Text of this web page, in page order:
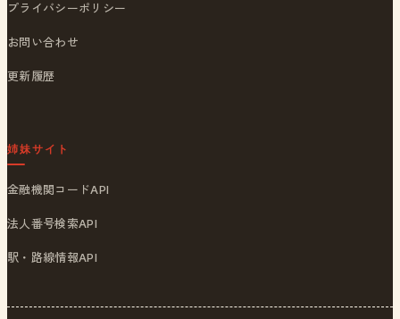
プライバシーポリシー
お問い合わせ
更新履歴
姉妹サイト
金融機関コードAPI
法人番号検索API
駅・路線情報API